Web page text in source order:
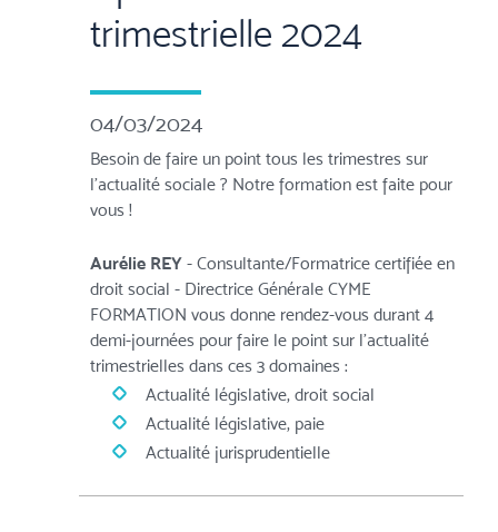
trimestrielle 2024
04/03/2024
Besoin de faire un point tous les trimestres sur
l'actualité sociale ? Notre formation est faite pour
vous !
Aurélie REY- Consultante/Formatrice certifiée en
droit social - Directrice Générale CYME
FORMATION vous donne rendez-vous durant 4
demi-journées pour faire le point sur l'actualité
trimestrielles dans ces 3 domaines :
Actualité législative, droit social
Actualité législative, paie
Actualité jurisprudentielle